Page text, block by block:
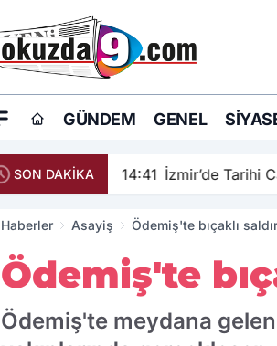
GÜNDEM GENEL
SON DAKİKA 14:41 İzmir’de Tarihi
Haberler Asayiş Ödemiş'te bıçaklı
Ödemiş'te
Ödemiş'te meydana gelen